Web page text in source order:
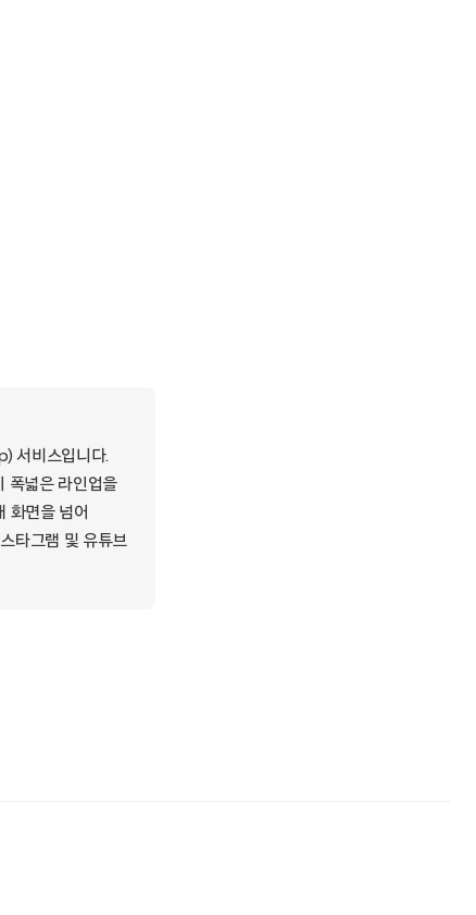
서비스입니다.
폭넓은 라인업을
화면을 넘어
타그램 및 유튜브